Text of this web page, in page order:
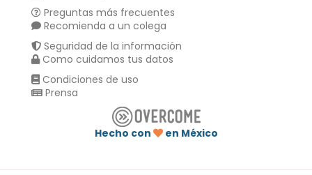
Preguntas más frecuentes
Recomienda a un colega
Seguridad de la información
Como cuidamos tus datos
Condiciones de uso
Prensa
Hecho con
en México